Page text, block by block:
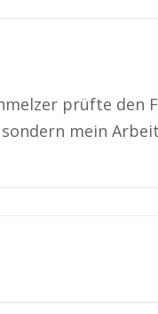
prüfte den
mein